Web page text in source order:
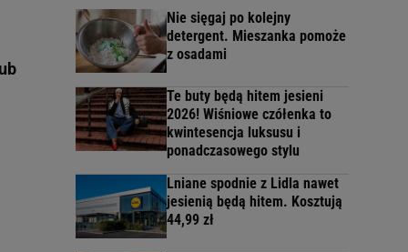
Nie sięgaj po kolejny
detergent. Mieszanka pomoże
z osadami
Te buty będą hitem jesieni
2026! Wiśniowe czółenka to
kwintesencja luksusu i
ponadczasowego stylu
Lniane spodnie z Lidla nawet
jesienią będą hitem. Kosztują
44,99 zł